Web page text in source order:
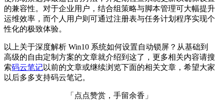
的兼容性。对于企业用户，结合组策略与脚本管理可大幅提升
运维效率，而个人用户则可通过注册表与任务计划程序实现个
性化的极致体验。
以上关于深度解析 Win10 系统如何设置自动锁屏？从基础到
高级的自由定制方案的文章就介绍到这了，更多相关内容请搜
索码云笔记以前的文章或继续浏览下面的相关文章，希望大家
以后多多支持码云笔记。
「点点赞赏，手留余香」